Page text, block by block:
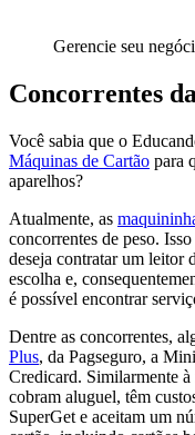
Gerencie seu
Concorrentes
Você sabia que o
Máquinas de Cartão para
aparelhos?
Atualmente, as
concorrentes de peso.
deseja contratar um leitor
escolha e,
é possível encontrar
Dentre as concorrentes,
Plus, da Pagseguro, a
Credicard. Similarmente à
cobram aluguel, têm
SuperGet e aceitam um